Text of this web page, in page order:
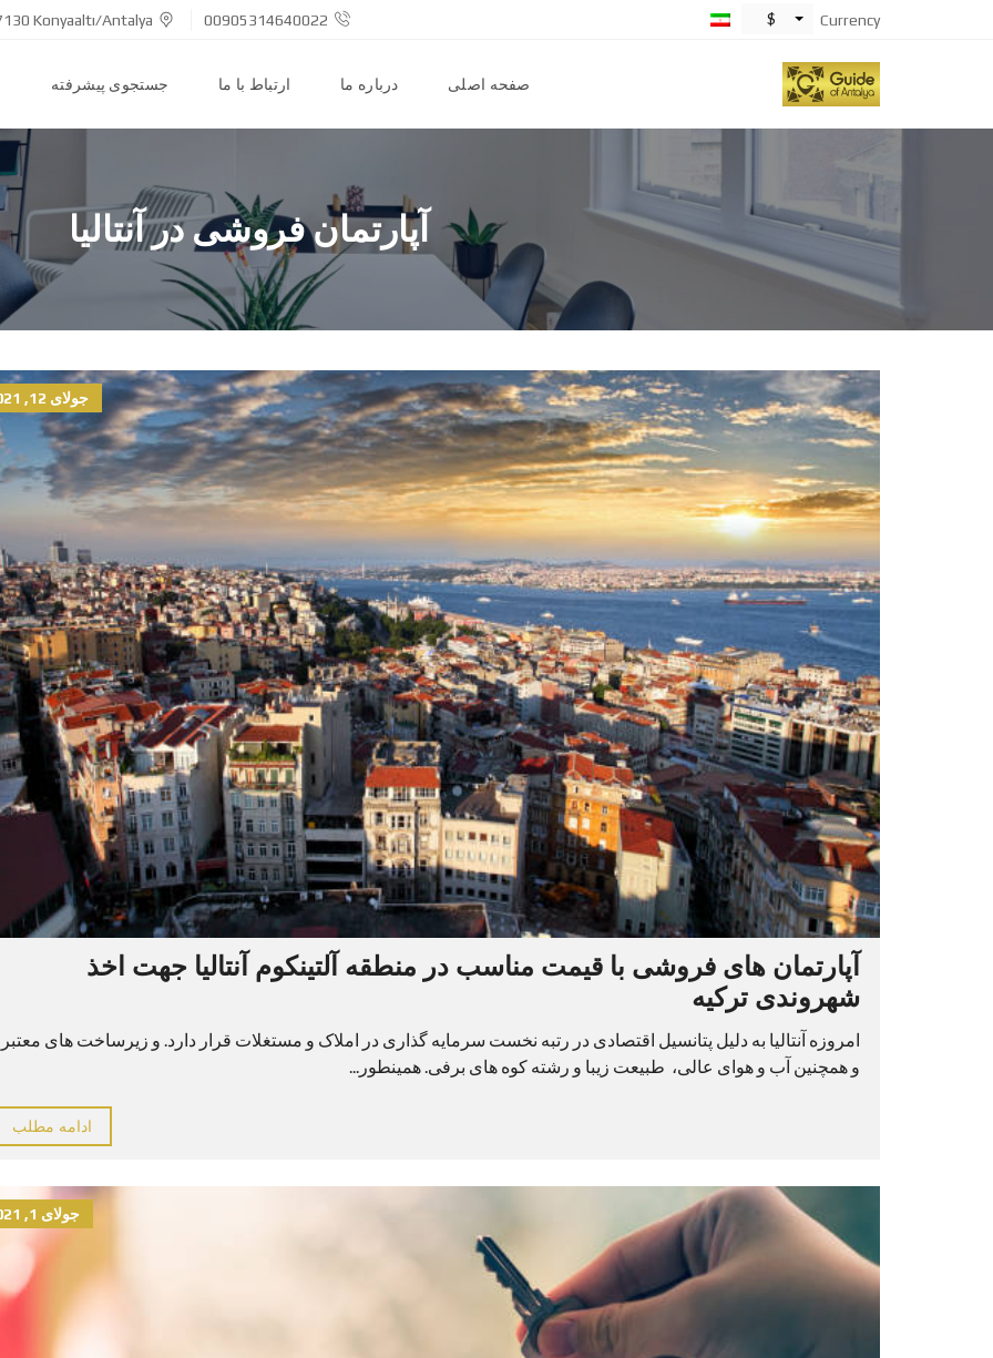
Currency
$
00905314640022
Konyaaltı/Antalya
صفحه اصلی درباره ما ارتباط با ما جستجوی پیشرفته
آپارتمان فروشی در آنتالیا
جولای 12, 2021
آپارتمان های فروشی با قیمت مناسب در منطقه آلتینکوم آنتالیا جهت اخذ
شهروندی ترکیه
امروزه آنتالیا به دلیل پتانسیل اقتصادی در رتبه نخست سرمایه گذاری در املاک و مستغلات قرار دارد. و زیرساخت های معتبر
و همچنین آب و هوای عالی، طبیعت زیبا و رشته کوه های برفی. همینطور...
ادامه مطلب
جولای 1, 2021